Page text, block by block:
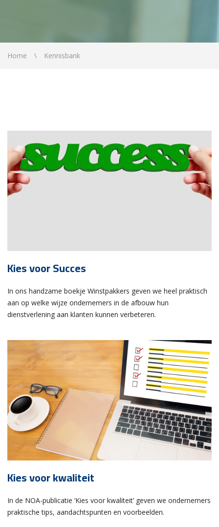
Home Kennisbank
Kies voor Succes
In ons handzame boekje Winstpakkers geven we heel praktisch
aan op welke wijze ondernemers in de afbouw hun
dienstverlening aan klanten kunnen verbeteren.
Kies voor kwaliteit
In de NOA-publicatie ‘Kies voor kwaliteit’ geven we ondernemers
praktische tips, aandachtspunten en voorbeelden.